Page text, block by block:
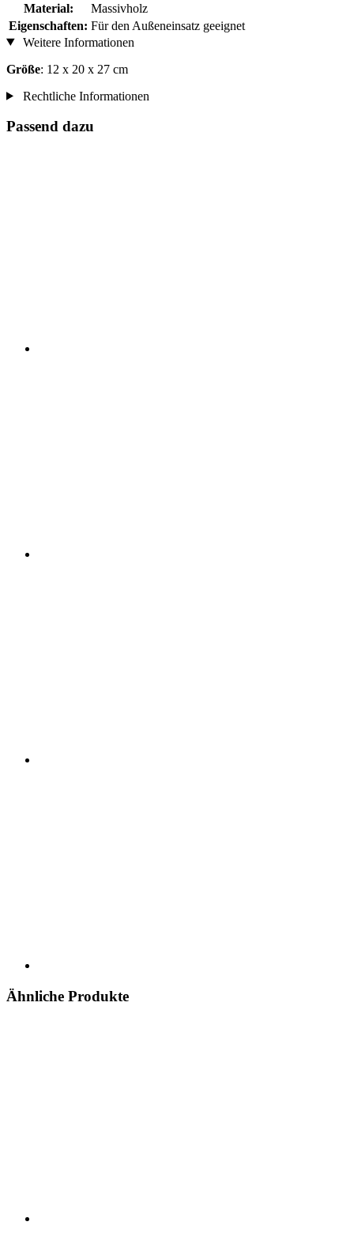
Material:
Massivholz
Eigenschaften: Für den Außeneinsatz geeignet
Weitere Informationen
Größe: 12 x 20 x 27 cm
Rechtliche Informationen
Passend dazu
Ähnliche Produkte